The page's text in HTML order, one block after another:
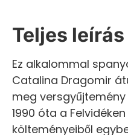
Teljes leírás
Ez alkalommal
Catalina Dragomir
meg
1990 óta a
költeményeiből